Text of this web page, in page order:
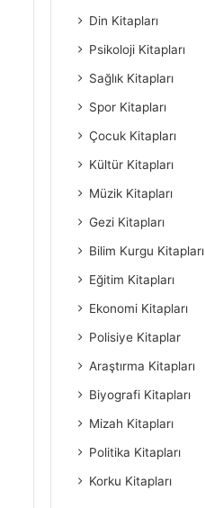
Din Kitapları
Psikoloji Kitapları
Sağlık Kitapları
Spor Kitapları
Çocuk Kitapları
Kültür Kitapları
Müzik Kitapları
Gezi Kitapları
Bilim Kurgu Kitapları
Eğitim Kitapları
Ekonomi Kitapları
Polisiye Kitaplar
Araştırma Kitapları
Biyografi Kitapları
Mizah Kitapları
Politika Kitapları
Korku Kitapları